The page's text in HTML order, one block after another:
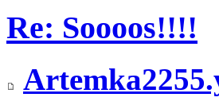
Re: Soooos!!!!